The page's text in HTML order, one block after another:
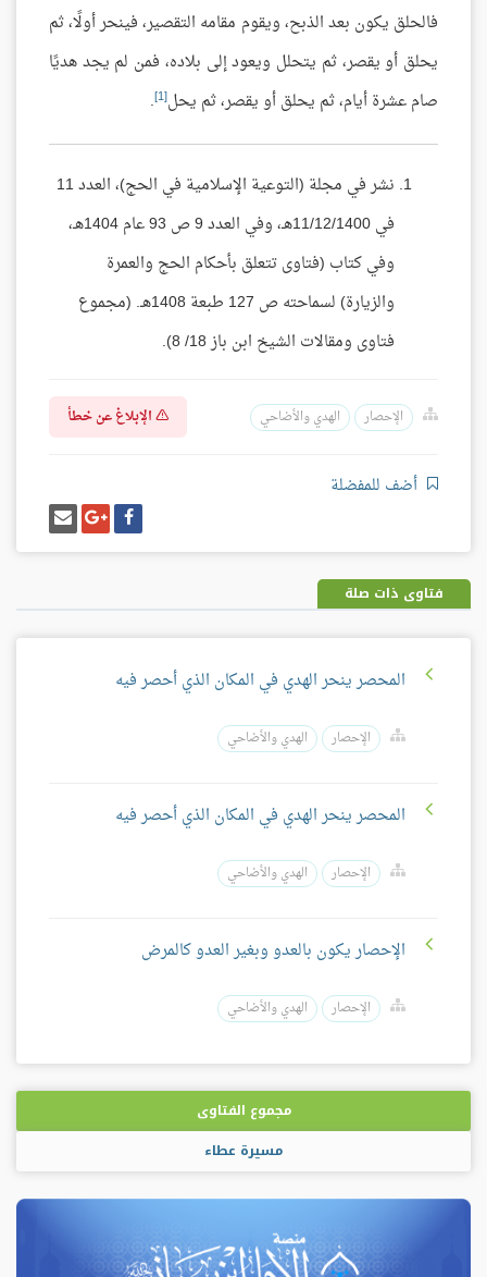
فالحلق يكون بعد الذبح، ويقوم مقامه التقصير، فينحر أولًا، ثم
يحلق أو يقصر، ثم يتحلل ويعود إلى بلاده، فمن لم يجد هديًا
صام عشرة أيام، ثم يحلق أو يقصر، ثم يحل[1]
.
نشر في مجلة (التوعية الإسلامية في الحج)، العدد 11
في 11/12/1400هـ، وفي العدد 9 ص 93 عام 1404هـ،
وفي كتاب (فتاوى تتعلق بأحكام الحج والعمرة
والزيارة) لسماحته ص 127 طبعة 1408هـ. (مجموع
فتاوى ومقالات الشيخ ابن باز 18/ 8).
الإحصار الهدي والأضاحي الإبلاغ عن خطأ
أضف للمفضلة
شارك
على
فيسبوك
شارك
على
غوغل
بلس
إرسل
إيميل
فتاوى ذات صلة
المحصر ينحر الهدي في المكان الذي أحصر فيه
الإحصار الهدي والأضاحي
المحصر ينحر الهدي في المكان الذي أحصر فيه
الإحصار الهدي والأضاحي
الإحصار يكون بالعدو وبغير العدو كالمرض
الإحصار الهدي والأضاحي
مجموع الفتاوى
مسيرة عطاء